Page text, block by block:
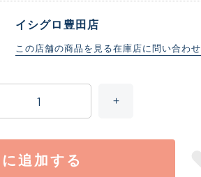
イシグロ豊田店
この店舗の商品を見る在庫店に問い合わせ
追加する